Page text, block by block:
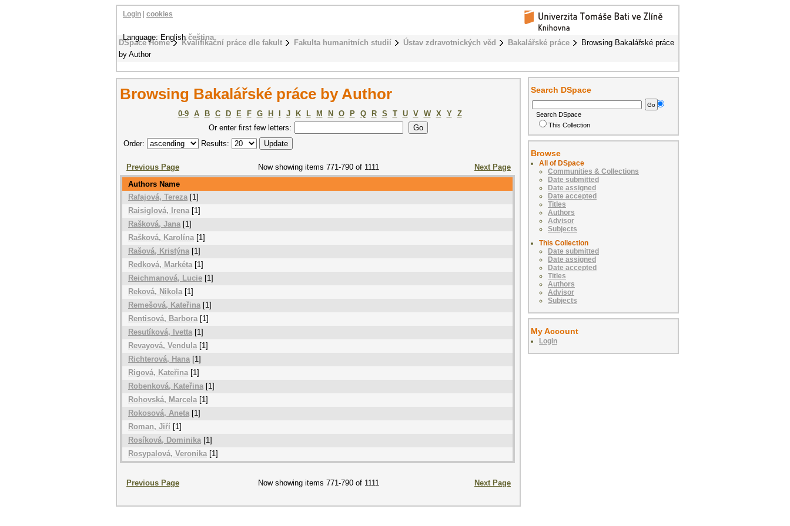
DSpace Home Kvalifikační práce dle fakult Fakulta humanitních studií Ústav zdravotnických věd Bakalářské práce
Browsing Bakalářské práce
by Author
Login cookies
Language: Englishčeština
Browsing Bakalářské práce by Author
0-9 A B C D E F G H J K L M N O P Q R S T U V W X Y
Z
Or enter first few letters:
Order:
Results:
Previous Page Now showing items 771-790 of 1111
Next Page
Authors Name
Rafajová, Tereza [1]
Raisiglová, Irena[1]
Rašková, Jana [1]
Rašková, Karolína[1]
Rašová, Kristýna [1]
Redková, Markéta[1]
Reichmanová, Lucie [1]
Reková, Nikola[1]
Remešová, Kateřina [1]
Rentisová, Barbora[1]
Resutíková, Ivetta [1]
Revayová, Vendula[1]
Richterová, Hana [1]
Rigová, Kateřina[1]
Robenková, Kateřina [1]
Rohovská, Marcela[1]
Rokosová, Aneta [1]
Roman, Jiří [1]
Rosíková, Dominika [1]
Rosypalová, Veronika[1]
Previous Page Now showing items 771-790 of 1111 Next Page
Search DSpace
Search DSpace
This Collection
Browse
All of DSpace
Communities & Collections
Date submitted
Date assigned
Date accepted
Titles
Authors
Advisor
Subjects
This Collection
Date submitted
Date assigned
Date accepted
Titles
Authors
Advisor
Subjects
My Account
Login